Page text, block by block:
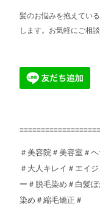
髪のお悩みを抱えてい
します。お気軽にご相談
＃美容院＃美容室＃
＃大人キレイ＃エイ
ー＃脱毛染め＃白髪
染め＃縮毛矯正＃